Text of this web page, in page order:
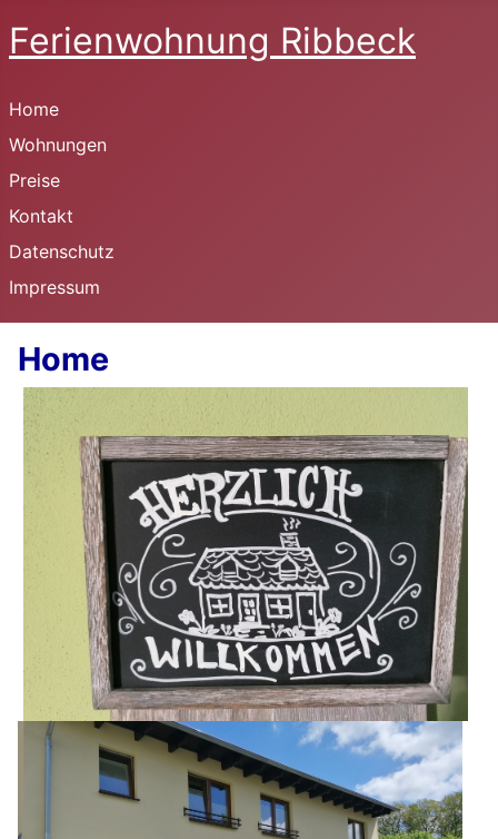
Ferienwohnung Ribbeck
Home
Wohnungen
Preise
Kontakt
Datenschutz
Impressum
Home